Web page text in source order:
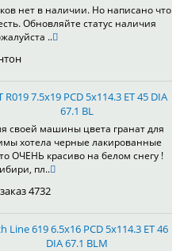
нет в наличии. Но написано что
Обновляйте статус наличия
..
R019 7.5x19 PCD 5x114.3 ET 45 DIA
67.1 BL
своей машины цвета гранат для
хотела черные лакированные
ОЧЕНЬ красиво на белом снегу !
пл..
4732
Line 619 6.5x16 PCD 5x114.3 ET 46
DIA 67.1 BLM